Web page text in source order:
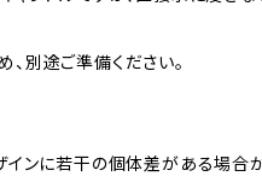
別途ご準備ください。
インに若干の個体差がある場合